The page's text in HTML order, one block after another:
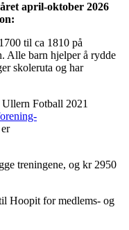
april-oktober 2026
til ca 1810 på
Alle barn hjelper å rydde
skoleruta og har
Fotball 2021
treningene, og kr 2950
Hoopit for medlems- og